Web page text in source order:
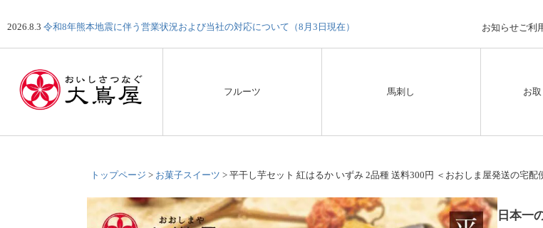
2026.8.3 令和8年熊本地震に伴う営業状況および当社の対応について（8月3日現在） お知らせ ご利
フルーツ 馬刺し お
トップページ お菓子スイーツ 平干し芋セット 紅はるか いずみ 2品種 送料300円 ＜おおしま屋発送の宅
日本一